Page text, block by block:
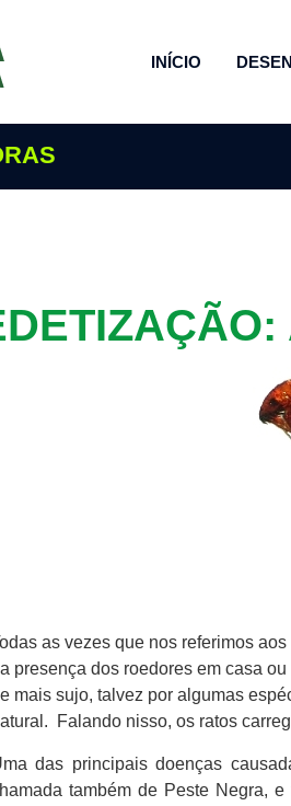
INÍCIO
as vezes que nos referimos
presença dos roedores em casa
mais sujo, talvez por algumas
Falando nisso, os ratos
das principais doenças
também de Peste Negra,